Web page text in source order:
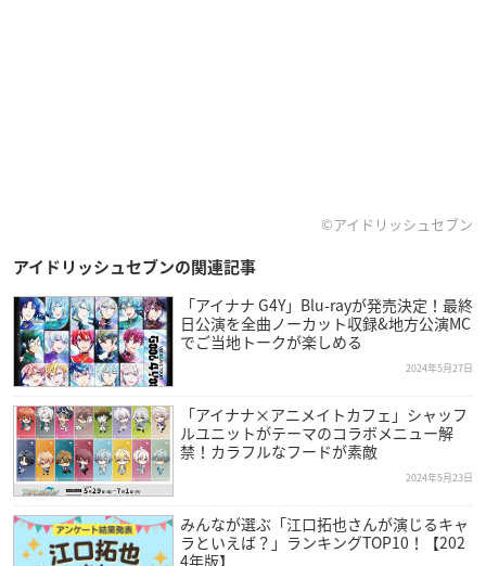
©アイドリッシュセブン
アイドリッシュセブンの関連記事
「アイナナ G4Y」Blu-rayが発売決定！最終
日公演を全曲ノーカット収録&地方公演MC
でご当地トークが楽しめる
2024年5月27日
「アイナナ×アニメイトカフェ」シャッフ
ルユニットがテーマのコラボメニュー解
禁！カラフルなフードが素敵
2024年5月23日
みんなが選ぶ「江口拓也さんが演じるキャ
ラといえば？」ランキングTOP10！【202
4年版】